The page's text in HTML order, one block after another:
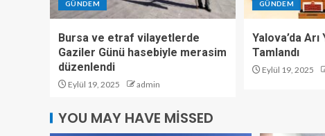
GÜNDEM
Bursa ve etraf vilayetlerde
Gaziler Günü hasebiyle merasim
düzenlendi
Eylül 19, 2025 admin
GÜNDEM
Yalova’da
Tamlandı
Eylül 19, 2025
YOU MAY HAVE MISSED